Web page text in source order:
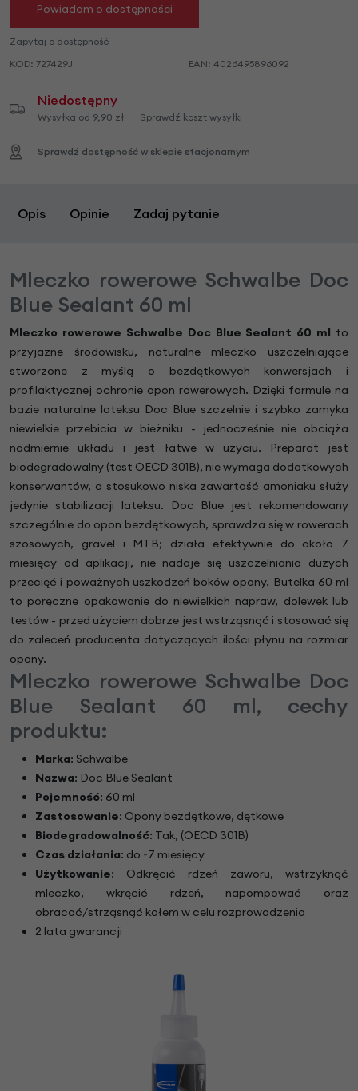
Powiadom o dostępności
Zapytaj o dostępność
KOD: 727429J EAN: 4026495896092
Niedostępny
Wysyłka od 9,90 zł Sprawdź koszt wysyłki
Sprawdź dostępność w sklepie stacjonarnym
Opis Opinie Zadaj pytanie
Mleczko rowerowe Schwalbe Doc
Blue Sealant 60 ml
Mleczko rowerowe Schwalbe Doc Blue Sealant 60 ml to
przyjazne środowisku, naturalne mleczko uszczelniające
stworzone z myślą o bezdętkowych konwersjach i
profilaktycznej ochronie opon rowerowych. Dzięki formule na
bazie naturalne lateksu Doc Blue szczelnie i szybko zamyka
niewielkie przebicia w bieżniku - jednocześnie nie obciąża
nadmiernie układu i jest łatwe w użyciu. Preparat jest
biodegradowalny (test OECD 301B), nie wymaga dodatkowych
konserwantów, a stosukowo niska zawartość amoniaku służy
jedynie stabilizacji lateksu. Doc Blue jest rekomendowany
szczególnie do opon bezdętkowych, sprawdza się w rowerach
szosowych, gravel i MTB; działa efektywnie do około 7
miesięcy od aplikacji, nie nadaje się uszczelniania dużych
przecięć i poważnych uszkodzeń boków opony. Butelka 60 ml
to poręczne opakowanie do niewielkich napraw, dolewek lub
testów - przed użyciem dobrze jest wstrząsnąć i stosować się
do zaleceń producenta dotyczących ilości płynu na rozmiar
opony.
Mleczko rowerowe Schwalbe Doc
Blue Sealant 60 ml, cechy
produktu:
Marka: Schwalbe
Nazwa: Doc Blue Sealant
Pojemność: 60 ml
Zastosowanie: Opony bezdętkowe, dętkowe
Biodegradowalność: Tak, (OECD 301B)
Czas działania: do ~7 miesięcy
Użytkowanie: Odkręcić rdzeń zaworu, wstrzyknąć
mleczko, wkręcić rdzeń, napompować oraz
obracać/strząsnąć kołem w celu rozprowadzenia
2 lata gwarancji